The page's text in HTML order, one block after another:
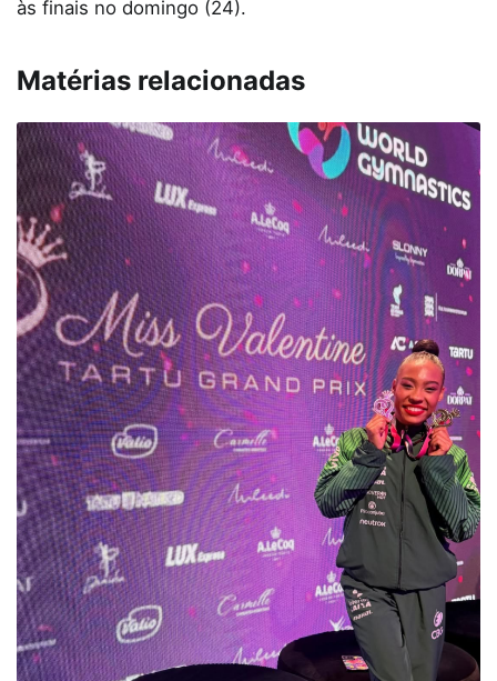
às finais no domingo (24).
Matérias relacionadas